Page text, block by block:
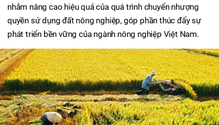
nhằm nâng cao hiệu quả của quá trình chuyển nhượng
quyền sử dụng đất nông nghiệp, góp phần thúc đẩy sự
phát triển bền vững của ngành nông nghiệp Việt Nam.